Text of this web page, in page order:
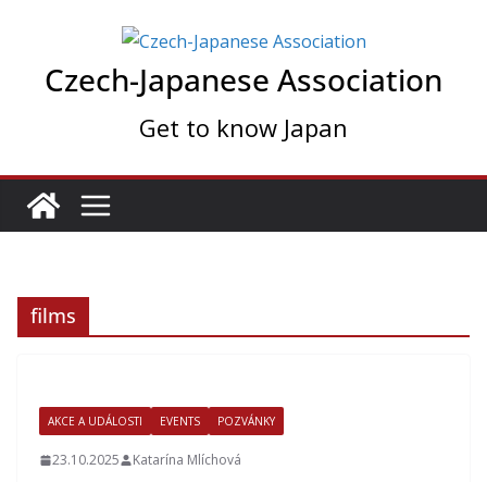
contentCzech-Japanese Association
Get to know Japan
films
AKCE A UDÁLOSTI EVENTS POZVÁNKY
23.10.2025 Katarína Mlíchová